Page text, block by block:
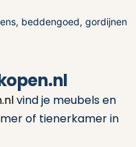
beddengoed, gordijnen
vind je meubels en
of tienerkamer in